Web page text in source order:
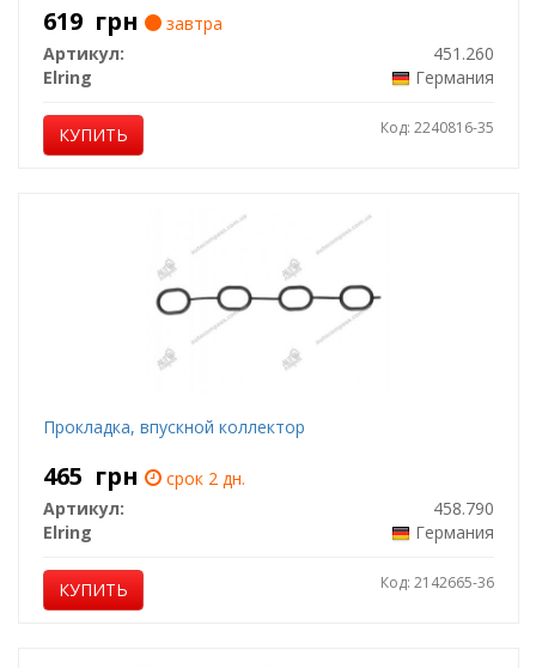
619 грн
завтра
Артикул:
451.260
Elring
Германия
КУПИТЬ Код: 2240816-35
Прокладка, впускной коллектор
465 грн
срок 2 дн.
Артикул:
458.790
Elring
Германия
КУПИТЬ Код: 2142665-36